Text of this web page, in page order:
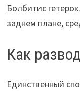
Болбитис
заднем плане,
Как
Единственный